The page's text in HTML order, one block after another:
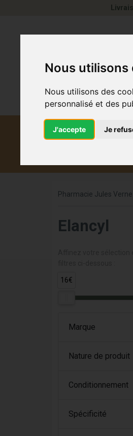
Nous utilisons
Nous utilisons des
personnalisé et des
J'accepte Je
Pharmacie Jules Verne
Elancyl
16€
Marque
Nature de produit
Conditionnement
Spécificité